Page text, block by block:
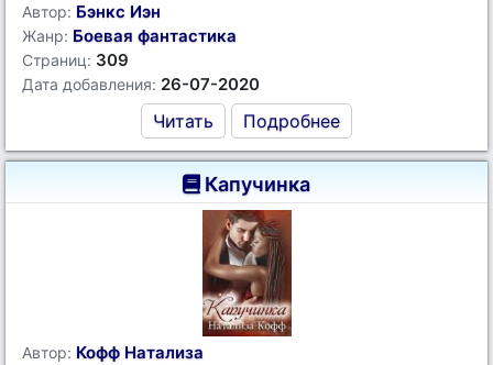
Автор: Бэнкс Иэн
Жанр: Боевая фантастика
Страниц: 309
Дата добавления: 26-07-2020
Читать Подробнее
Капучинка
Автор: Кофф Натализа